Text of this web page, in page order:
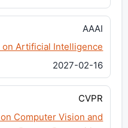
AAAI
on Artificial Intelligence
2027-02-16
CVPR
Computer Vision and